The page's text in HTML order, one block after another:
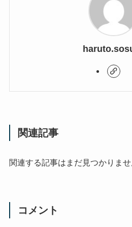
関連記事
関連する記事はまだ見つかりませ
コメント